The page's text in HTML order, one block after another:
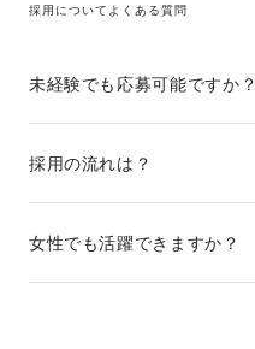
採用についてよくある質問
未経験でも応募可能ですか？
採用の流れは？
女性でも活躍できますか？